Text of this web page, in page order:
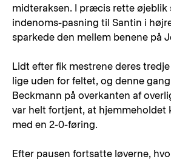
midteraksen. I præcis rette øjeblik
indenoms-pasning til Santin i
sparkede den mellem benene på
Lidt efter fik mestrene deres
lige uden for feltet, og denne
Beckmann på overkanten af
var helt fortjent, at hjemmeholdet
med en 2-0-føring.
Efter pausen fortsatte løverne,